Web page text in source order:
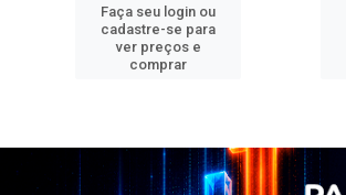
Faça seu login ou
cadastre-se para
ver preços e
comprar